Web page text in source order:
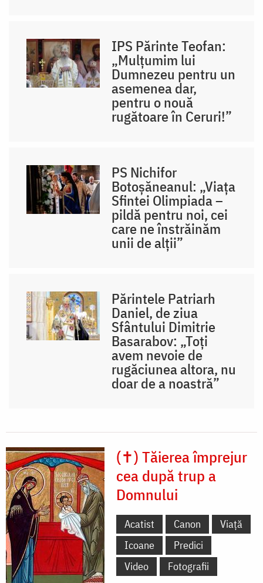
IPS Părinte Teofan:
„Mulțumim lui
Dumnezeu pentru un
asemenea dar,
pentru o nouă
rugătoare în Ceruri!”
PS Nichifor
Botoșăneanul: „Viața
Sfintei Olimpiada –
pildă pentru noi, cei
care ne înstrăinăm
unii de alții”
Părintele Patriarh
Daniel, de ziua
Sfântului Dimitrie
Basarabov: „Toți
avem nevoie de
rugăciunea altora, nu
doar de a noastră”
(✝) Tăierea împrejur
cea după trup a
Domnului
Acatist Canon
Viață
Icoane
Predici
Video
Fotografii